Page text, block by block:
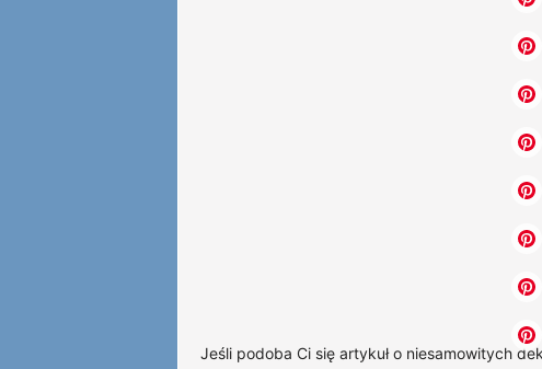
Jeśli podoba Ci się artykuł o niesamowitych